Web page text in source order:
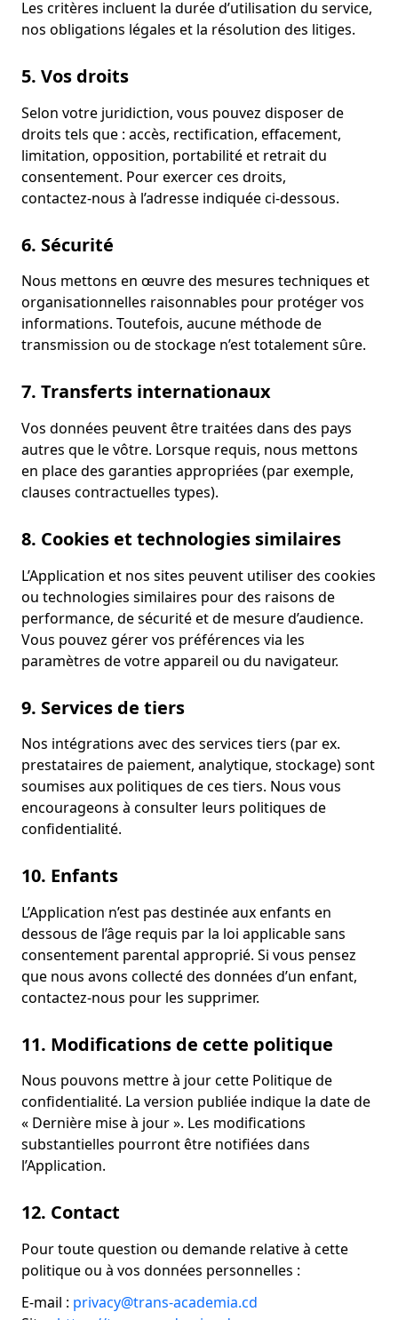
Les critères incluent la durée d’utilisation du service,
nos obligations légales et la résolution des litiges.
5. Vos droits
Selon votre juridiction, vous pouvez disposer de
droits tels que : accès, rectification, effacement,
limitation, opposition, portabilité et retrait du
consentement. Pour exercer ces droits,
contactez‑nous à l’adresse indiquée ci‑dessous.
6. Sécurité
Nous mettons en œuvre des mesures techniques et
organisationnelles raisonnables pour protéger vos
informations. Toutefois, aucune méthode de
transmission ou de stockage n’est totalement sûre.
7. Transferts internationaux
Vos données peuvent être traitées dans des pays
autres que le vôtre. Lorsque requis, nous mettons
en place des garanties appropriées (par exemple,
clauses contractuelles types).
8. Cookies et technologies similaires
L’Application et nos sites peuvent utiliser des cookies
ou technologies similaires pour des raisons de
performance, de sécurité et de mesure d’audience.
Vous pouvez gérer vos préférences via les
paramètres de votre appareil ou du navigateur.
9. Services de tiers
Nos intégrations avec des services tiers (par ex.
prestataires de paiement, analytique, stockage) sont
soumises aux politiques de ces tiers. Nous vous
encourageons à consulter leurs politiques de
confidentialité.
10. Enfants
L’Application n’est pas destinée aux enfants en
dessous de l’âge requis par la loi applicable sans
consentement parental approprié. Si vous pensez
que nous avons collecté des données d’un enfant,
contactez‑nous pour les supprimer.
11. Modifications de cette politique
Nous pouvons mettre à jour cette Politique de
confidentialité. La version publiée indique la date de
« Dernière mise à jour ». Les modifications
substantielles pourront être notifiées dans
l’Application.
12. Contact
Pour toute question ou demande relative à cette
politique ou à vos données personnelles :
E‑mail : privacy@trans-academia.cd